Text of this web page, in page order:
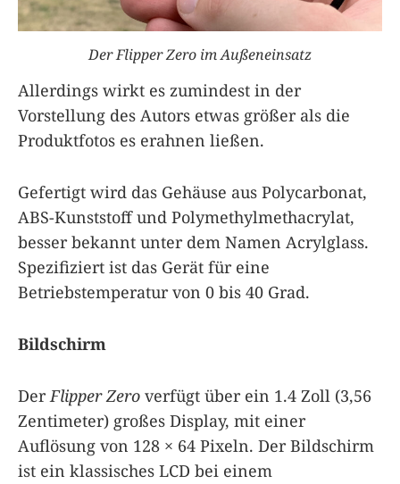
DerFlipper Zero im Außeneinsatz
Allerdings wirkt es zumindest in der
Vorstellung des Autors etwas größer als die
Produktfotos es erahnen ließen.
Gefertigt wird das Gehäuse aus Polycarbonat,
ABS-Kunststoff und Polymethylmethacrylat,
besser bekannt unter dem Namen Acrylglass.
Spezifiziert ist das Gerät für eine
Betriebstemperatur von 0 bis 40 Grad.
Bildschirm
DerFlipper Zero verfügt über ein 1.4 Zoll (3,56
Zentimeter) großes Display, mit einer
Auflösung von 128 × 64 Pixeln. Der Bildschirm
ist ein klassisches LCD bei einem